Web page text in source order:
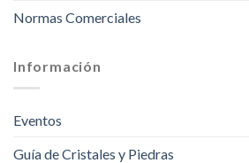
Normas Comerciales
Información
Eventos
Guía de Cristales y Piedras